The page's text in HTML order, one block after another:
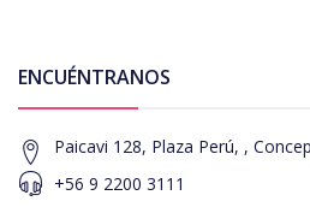
ENCUÉNTRANOS
Paicavi 128, Plaza Perú, ,
+56 9 2200 3111